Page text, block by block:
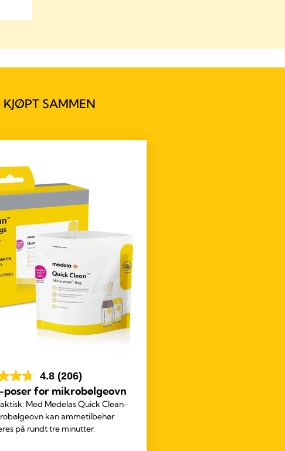
KJØPT SAMMEN
4.8 (206)
for mikrobølgeovn
Med Medelas Quick Clean-
kan ammetilbehør
på rundt tre minutter.